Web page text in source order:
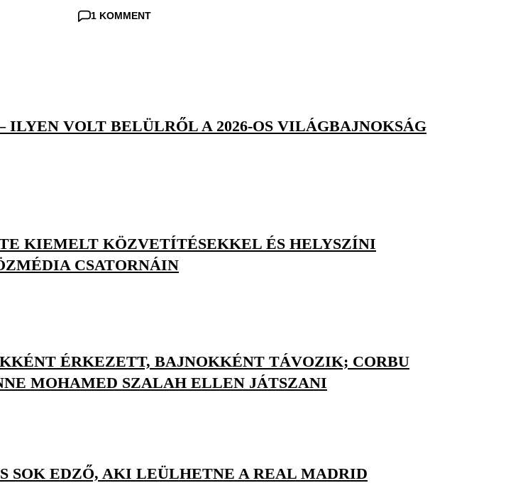
1 KOMMENT
VOLT BELÜLRŐL A 2026-OS VILÁGBAJNOKSÁG
KIEMELT KÖZVETÍTÉSEKKEL ÉS HELYSZÍNI
CSATORNÁIN
ÉRKEZETT, BAJNOKKÉNT TÁVOZIK; CORBU
MOHAMED SZALAH ELLEN JÁTSZANI
SOK EDZŐ, AKI LEÜLHETNE A REAL MADRID